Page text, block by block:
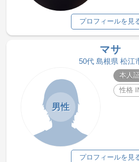
プロフィールを見
マサ
50代 島根県 松江
男性
本人証
性格
プロフィールを見